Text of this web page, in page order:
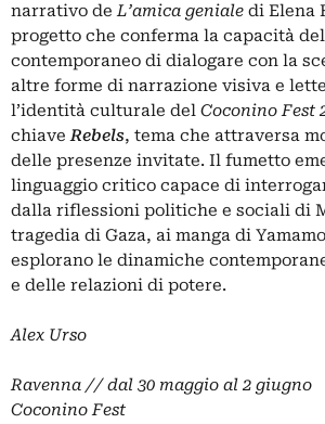
narrativo deL’amica geniale di Elena
progetto che conferma la capacità
contemporaneo di dialogare con la
altre forme di narrazione visiva e
l’identità culturale del Coconino Fest
chiaveRebels, tema che attraversa
delle presenze invitate. Il fumetto
linguaggio critico capace di
dalla riflessioni politiche e sociali di
tragedia di Gaza, ai manga di
esplorano le dinamiche
e delle relazioni di potere.
Alex Urso
Ravenna // dal 30 maggio al 2 giugno
Coconino Fest